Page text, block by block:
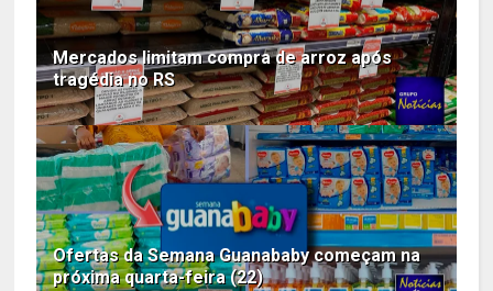
Mercados limitam compra de arroz após
tragédia no RS
Ofertas da Semana Guanababy começam na
próxima quarta-feira (22)